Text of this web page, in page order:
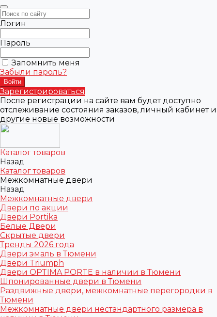
Логин
Пароль
Запомнить меня
Забыли пароль?
Зарегистрироваться
После регистрации на сайте вам будет доступно
отслеживание состояния заказов, личный кабинет и
другие новые возможности
Каталог товаров
Назад
Каталог товаров
Межкомнатные двери
Назад
Межкомнатные двери
Двери по акции
Двери Portika
Белые Двери
Скрытые двери
Тренды 2026 года
Двери эмаль в Тюмени
Двери Triumph
Двери OPTIMA PORTE в наличии в Тюмени
Шпонированные двери в Тюмени
Раздвижные двери, межкомнатные перегородки в
Тюмени
Межкомнатные двери нестандартного размера в